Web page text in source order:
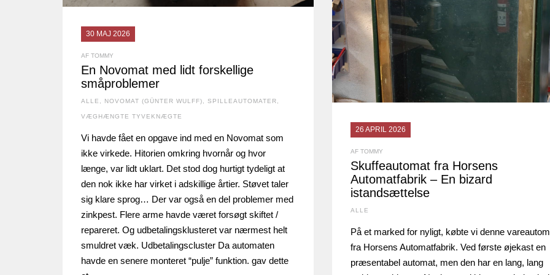
30 MAJ 2026
AF TOMMY
En Novomat med lidt forskellige
småproblemer
ALLE NOVOMAT (GÜNTER WULFF) SPILLEAUTOMATER
VÆGHÆNGTE TYVEKNÆGTE
Vi havde fået en opgave ind med en Novomat som
ikke virkede. Hitorien omkring hvornår og hvor
længe, var lidt uklart. Det stod dog hurtigt tydeligt at
den nok ikke har virket i adskillige årtier. Støvet taler
sig klare sprog… Der var også en del problemer med
zinkpest. Flere arme havde været forsøgt skiftet /
repareret. Og udbetalingsklusteret var nærmest helt
smuldret væk. Udbetalingscluster Da automaten
havde en senere monteret “pulje” funktion. gav dette
26 APRIL 2026
AF TOMMY
Skuffeautomat fra Horsens
Automatfabrik – En bizard
istandsættelse
ALLE
På et marked for nyligt, købte vi denne
fra Horsens Automatfabrik. Ved første øjekast en
præsentabel automat, men den har en lang, lang